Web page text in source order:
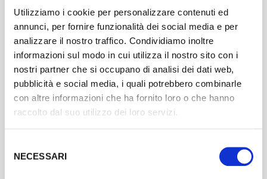
Utilizziamo i cookie per personalizzare contenuti ed
annunci, per fornire funzionalità dei social media e per
analizzare il nostro traffico. Condividiamo inoltre
informazioni sul modo in cui utilizza il nostro sito con i
nostri partner che si occupano di analisi dei dati web,
pubblicità e social media, i quali potrebbero combinarle
con altre informazioni che ha fornito loro o che hanno
raccolto dal suo utilizzo dei loro servizi.
delNECESSARI
RACCONTA E CONDIVIDI
Utilizza la newsletter e i social media per raccontare il tuo